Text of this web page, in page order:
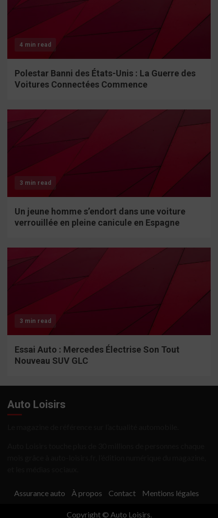
4 min read
Polestar Banni des États-Unis : La Guerre des
Voitures Connectées Commence
3 min read
Un jeune homme s’endort dans une voiture
verrouillée en pleine canicule en Espagne
3 min read
Essai Auto : Mercedes Électrise Son Tout
Nouveau SUV GLC
Auto Loisirs
Assurance auto À propos Contact Mentions légales
Copyright © Auto Loisirs.